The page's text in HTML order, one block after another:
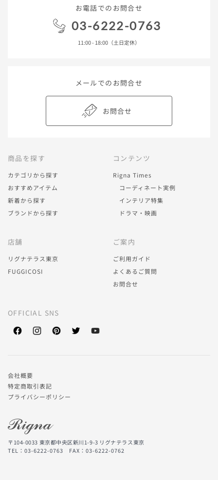
お電話でのお問合せ
03-6222-0763
11:00 - 18:00（土日定休）
メールでのお問合せ
お問合せ
商品を探す
カテゴリから探す
おすすめアイテム
新着から探す
ブランドから探す
コンテンツ
Rigna Times
コーディネート実例
インテリア特集
ドラマ・映画
店舗
リグナテラス東京
FUGGICOSI
ご案内
ご利用ガイド
よくあるご質問
お問合せ
OFFICIAL SNS
会社概要
特定商取引表記
プライバシーポリシー
〒104-0033 東京都中央区新川1-9-3 リグナテラス東京
TEL：03-6222-0763
FAX：03-6222-0762